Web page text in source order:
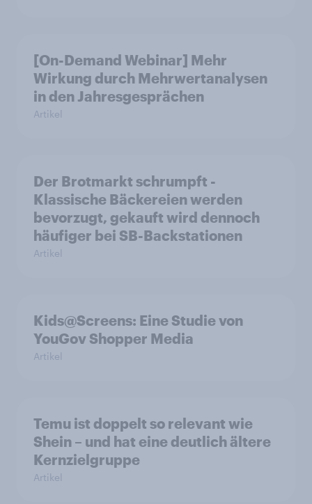
[On-Demand Webinar] Mehr
Wirkung durch Mehrwertanalysen
in den Jahresgesprächen
Artikel
Der Brotmarkt schrumpft -
Klassische Bäckereien werden
bevorzugt, gekauft wird dennoch
häufiger bei SB-Backstationen
Artikel
Kids@Screens: Eine Studie von
YouGov Shopper Media
Artikel
Temu ist doppelt so relevant wie
Shein – und hat eine deutlich ältere
Kernzielgruppe
Artikel